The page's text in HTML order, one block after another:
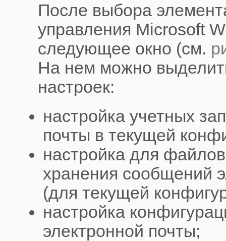
После выбора
управления Microsoft
следующее окно (см.
На нем можно
настроек:
настройка учетных
почты в текущей
настройка для
хранения сообщений
(для текущей
настройка
электронной почты;